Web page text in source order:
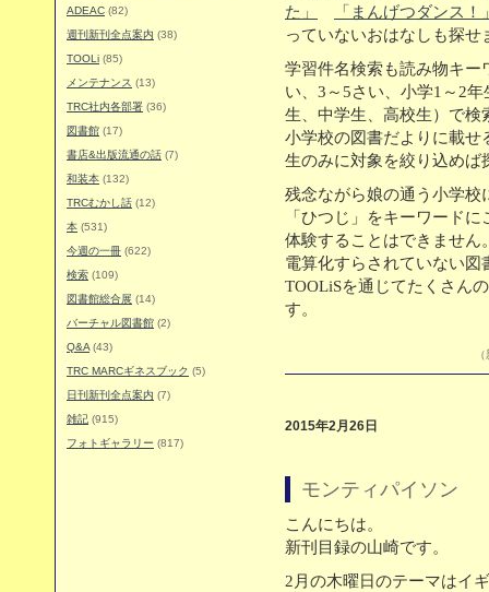
ADEAC (82)
週刊新刊全点案内 (38)
TOOLi (85)
メンテナンス (13)
TRC社内各部署 (36)
図書館 (17)
書店&出版流通の話 (7)
和装本 (132)
TRCむかし話 (12)
本 (531)
今週の一冊 (622)
検索 (109)
図書館総合展 (14)
バーチャル図書館 (2)
Q&A (43)
TRC MARCギネスブック (5)
日刊新刊全点案内 (7)
雑記 (915)
フォトギャラリー (817)
た」
「まんげつダンス！
っていないおはなしも探せ
学習件名検索も読み物キー
い、3～5さい、小学1～2
生、中学生、高校生）で検
小学校の図書だよりに載せ
生のみに対象を絞り込めば
残念ながら娘の通う小学校
「ひつじ」をキーワード
体験することはできません
電算化すらされていない
TOOLiSを通じてたくさん
す。
2015年2月26日
モンティパイソン
こんにちは。
新刊目録の山崎です。
2月の木曜日のテーマはイ